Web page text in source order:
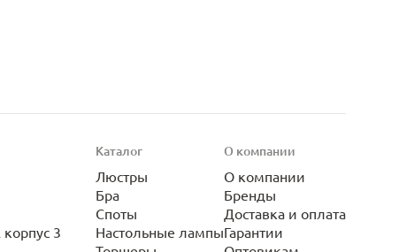
3
Каталог
Люстры
Бра
Споты
Настольные лампы
О компании
О компании
Бренды
Доставка и оплата
Гарантии